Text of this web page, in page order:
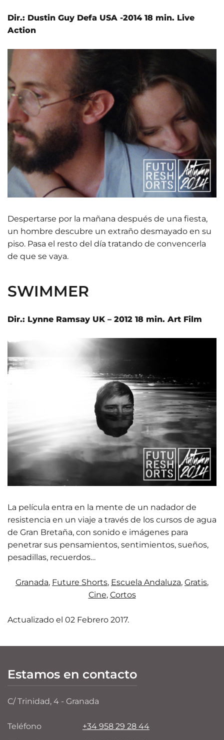
Dir.: Dustin Guy Defa USA -2014 18 min. Live
Action
Despertarse por la mañana después de una fiesta,
un hombre descubre un extraño desmayado en su
piso. Pasa el resto del día tratando de convencerla
de que se vaya.
SWIMMER
Dir.: Lynne Ramsay UK – 2012 18 min. Art Film
La película entra en la mente de un nadador de
resistencia en un viaje a través de los cursos de agua
de Gran Bretaña, con sonido e imágenes para
penetrar sus pensamientos, sentimientos, sueños,
pesadillas, recuerdos…
Granada, Future Shorts, Escuela Andaluza, Gratis,
Cine, Cortos
Actualizado el 02 Febrero 2017.
Estamos en contacto
C/ Trinidad, 4 - Granada
Teléfono
+34 958 29 28 44